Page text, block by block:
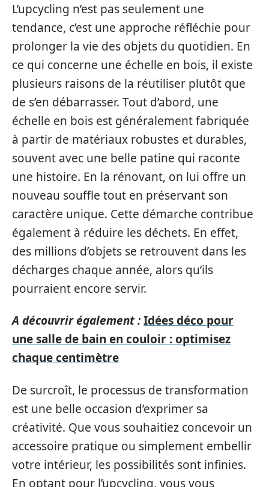
L’upcycling n’est pas seulement une
tendance, c’est une approche réfléchie pour
prolonger la vie des objets du quotidien. En
ce qui concerne une échelle en bois, il existe
plusieurs raisons de la réutiliser plutôt que
de s’en débarrasser. Tout d’abord, une
échelle en bois est généralement fabriquée
à partir de matériaux robustes et durables,
souvent avec une belle patine qui raconte
une histoire. En la rénovant, on lui offre un
nouveau souffle tout en préservant son
caractère unique. Cette démarche contribue
également à réduire les déchets. En effet,
des millions d’objets se retrouvent dans les
décharges chaque année, alors qu’ils
pourraient encore servir.
A découvrir également :Idées déco pour
une salle de bain en couloir : optimisez
chaque centimètre
De surcroît, le processus de transformation
est une belle occasion d’exprimer sa
créativité. Que vous souhaitiez concevoir un
accessoire pratique ou simplement embellir
votre intérieur, les possibilités sont infinies.
En optant pour l’upcycling, vous vous